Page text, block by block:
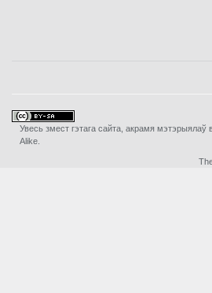
Увесь змест гэтага сайта, акрамя
Alike.